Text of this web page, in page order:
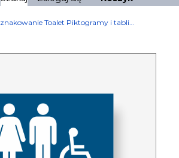
Oznakowanie Toalet Piktogramy i tabliczki